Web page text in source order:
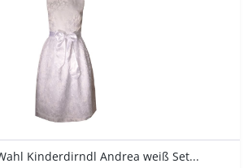
Kinderdirndl Andrea weiß Set...